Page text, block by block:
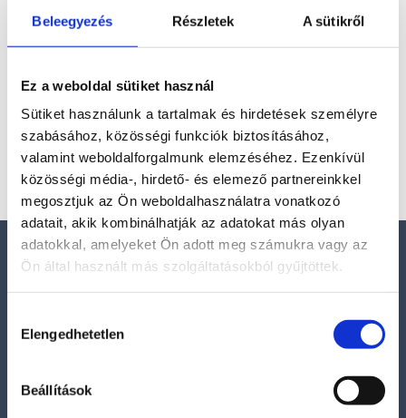
Beleegyezés Részletek A sütikről
Ez a weboldal sütiket használ
Sütiket használunk a tartalmak és hirdetések személyre
szabásához, közösségi funkciók biztosításához,
valamint weboldalforgalmunk elemzéséhez. Ezenkívül
közösségi média-, hirdető- és elemező partnereinkkel
megosztjuk az Ön weboldalhasználatra vonatkozó
adatait, akik kombinálhatják az adatokat más olyan
adatokkal, amelyeket Ön adott meg számukra vagy az
Ön által használt más szolgáltatásokból gyűjtöttek.
kiválasztása
Elengedhetetlen
Beállítások
aranybarna színű, selymes fényű ásvány, amely a
miatt...
Kosár
Elérhetőségek
szelenitspirit@gmail.com
0630/841-6811